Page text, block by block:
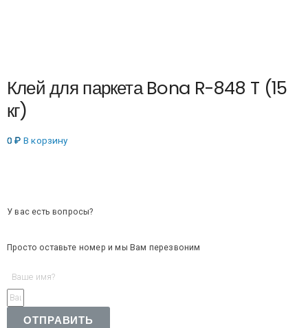
Клей для паркета Bona R-848 T (15
кг)
0₽ В корзину
У вас есть вопросы?
Просто оставьте номер и мы Вам перезвоним
ОТПРАВИТЬ